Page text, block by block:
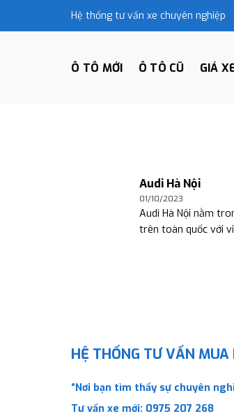
Hệ thống tư vấn xe chuyên nghiệp
Ô TÔ MỚI Ô TÔ CŨ GIÁ
Audi Hà Nội
01/10/2023
Audi Hà Nội nằm
trên toàn quốc với
HỆ THỐNG TƯ VẤN
“Nơi bạn tìm thấy sự chuyên
Tư vấn xe mới: 0975 207 268